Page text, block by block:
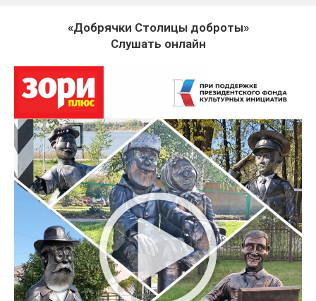
«Добрячки Столицы доброты»
Слушать онлайн